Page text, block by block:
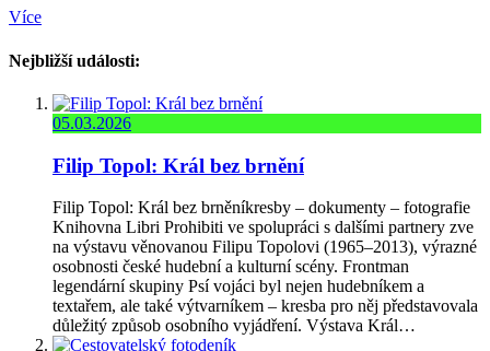
Více
Nejbližší události:
05.03.2026
Filip Topol: Král bez brnění
Filip Topol: Král bez brněníkresby – dokumenty – fotografie
Knihovna Libri Prohibiti ve spolupráci s dalšími partnery zve
na výstavu věnovanou Filipu Topolovi (1965–2013), výrazné
osobnosti české hudební a kulturní scény. Frontman
legendární skupiny Psí vojáci byl nejen hudebníkem a
textařem, ale také výtvarníkem – kresba pro něj představovala
důležitý způsob osobního vyjádření. Výstava Král…